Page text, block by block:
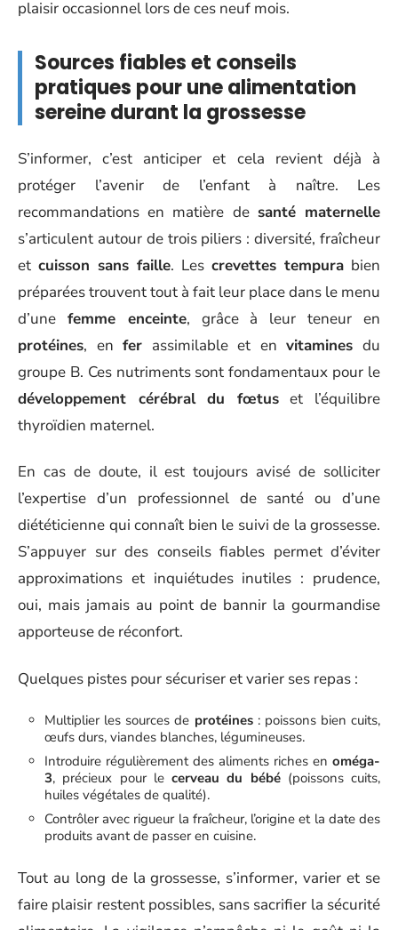
plaisir occasionnel lors de ces neuf mois.
Sources fiables et conseils
pratiques pour une alimentation
sereine durant la grossesse
S’informer, c’est anticiper et cela revient déjà à
protéger l’avenir de l’enfant à naître. Les
recommandations en matière de santé maternelle
s’articulent autour de trois piliers : diversité, fraîcheur
et cuisson sans faille. Les crevettes tempura bien
préparées trouvent tout à fait leur place dans le menu
d’une femme enceinte, grâce à leur teneur en
protéines, enfer assimilable et envitamines du
groupe B. Ces nutriments sont fondamentaux pour le
développement cérébral du fœtuset l’équilibre
thyroïdien maternel.
En cas de doute, il est toujours avisé de solliciter
l’expertise d’un professionnel de santé ou d’une
diététicienne qui connaît bien le suivi de la grossesse.
S’appuyer sur des conseils fiables permet d’éviter
approximations et inquiétudes inutiles : prudence,
oui, mais jamais au point de bannir la gourmandise
apporteuse de réconfort.
Quelques pistes pour sécuriser et varier ses repas :
Multiplier les sources de protéines: poissons bien cuits,
œufs durs, viandes blanches, légumineuses.
Introduire régulièrement des aliments riches en oméga-
3, précieux pour le cerveau du bébé(poissons cuits,
huiles végétales de qualité).
Contrôler avec rigueur la fraîcheur, l’origine et la date des
produits avant de passer en cuisine.
Tout au long de la grossesse, s’informer, varier et se
faire plaisir restent possibles, sans sacrifier la sécurité